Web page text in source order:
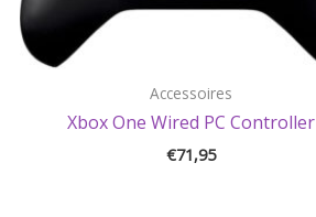
Accessoires
Xbox One Wired PC Controller
€71,95